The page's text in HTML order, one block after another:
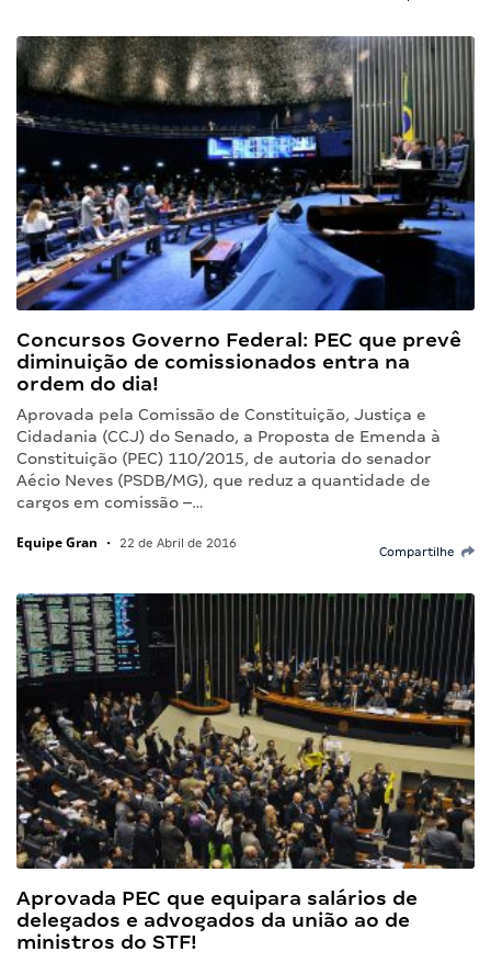
Concursos Governo Federal: PEC que prevê
diminuição de comissionados entra na
ordem do dia!
Aprovada pela Comissão de Constituição, Justiça e
Cidadania (CCJ) do Senado, a Proposta de Emenda à
Constituição (PEC) 110/2015, de autoria do senador
Aécio Neves (PSDB/MG), que reduz a quantidade de
cargos em comissão –…
Equipe Gran • 22 de Abril de 2016
Compartilhe
Aprovada PEC que equipara salários de
delegados e advogados da união ao de
ministros do STF!